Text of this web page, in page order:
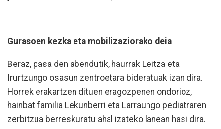
Gurasoen kezka eta mobilizaziorako deia
Beraz, pasa den abendutik, haurrak Leitza eta
Irurtzungo osasun zentroetara bideratuak izan dira.
Horrek erakartzen dituen eragozpenen ondorioz,
hainbat familia Lekunberri eta Larraungo pediatraren
zerbitzua berreskuratu ahal izateko lanean hasi dira.